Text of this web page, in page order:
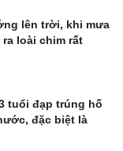
lên trời, khi mưa
ra loài chim rất
tuổi đạp trúng hố
đặc biệt là